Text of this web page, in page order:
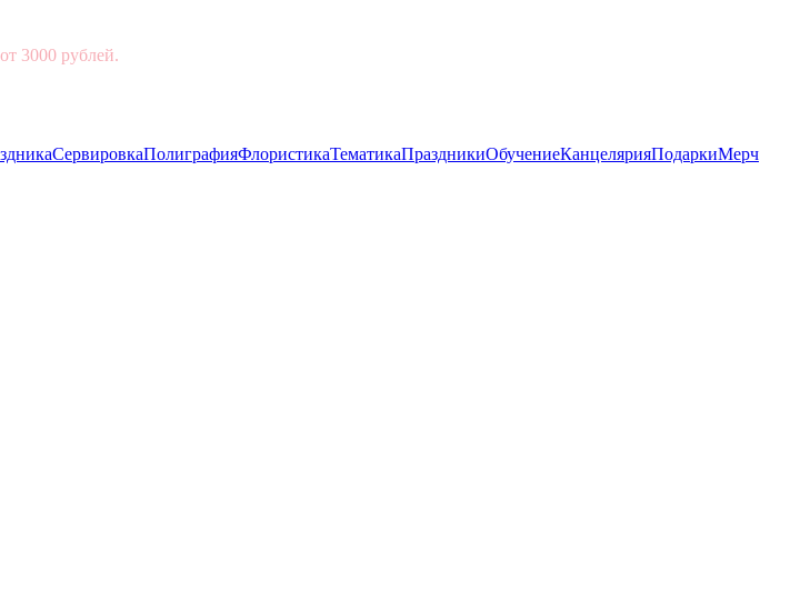
3000 рублей.
СервировкаПолиграфияФлористикаТематикаПраздникиОбучениеКанцелярияПодаркиМерч